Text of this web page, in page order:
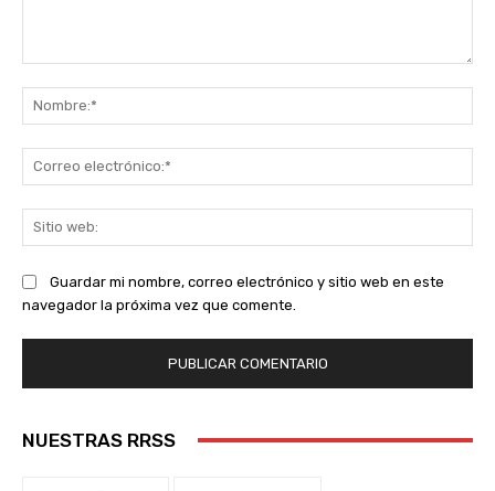
Guardar mi nombre, correo electrónico y sitio web en este
navegador la próxima vez que comente.
NUESTRAS RRSS